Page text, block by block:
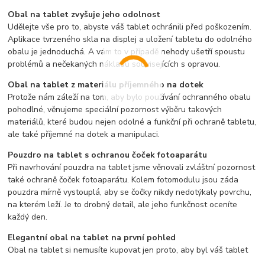
Obal na tablet zvyšuje jeho odolnost
Udělejte vše pro to, abyste váš tablet ochránili před poškozením.
Aplikace tvrzeného skla na displej a uložení tabletu do odolného
obalu je jednoduchá. A vám to v případě nehody ušetří spoustu
problémů a nečekaných nákladů souvisejících s opravou.
Obal na tablet z materiálu příjemného na dotek
Protože nám záleží na tom, aby bylo používání ochranného obalu
pohodlné, věnujeme speciální pozornost výběru takových
materiálů, které budou nejen odolné a funkční při ochraně tabletu,
ale také příjemné na dotek a manipulaci.
Pouzdro na tablet s ochranou čoček fotoaparátu
Při navrhování pouzdra na tablet jsme věnovali zvláštní pozornost
také ochraně čoček fotoaparátu. Kolem fotomodulu jsou záda
pouzdra mírně vystouplá, aby se čočky nikdy nedotýkaly povrchu,
na kterém leží. Je to drobný detail, ale jeho funkčnost oceníte
každý den.
Elegantní obal na tablet na první pohled
Obal na tablet si nemusíte kupovat jen proto, aby byl váš tablet